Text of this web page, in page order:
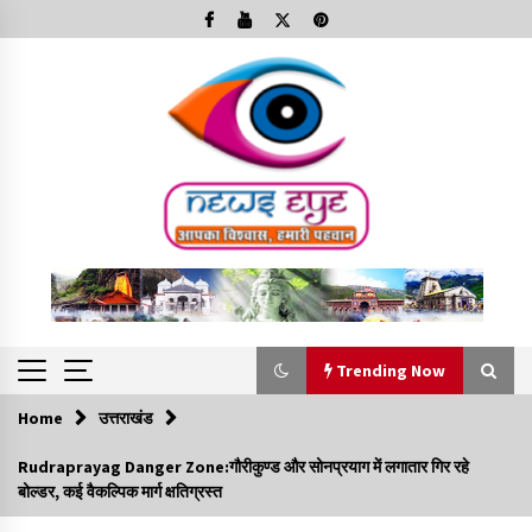
to
Trending Now
Trending Now
Minorities Rights Day : विश्व अल्पसंख्यक अधिकार दिवस
कार्यक्रम में शामिल हुए सीएम,आधुनिक मदरसों का नाम अब्दुल कलाम के नाम
Home उत्तराखंड
Rudraprayag Danger Zone:गौरीकुण्ड और सोनप्रयाग में लगातार गिर रहे
बोल्डर, कई वैकल्पिक मार्ग क्षतिग्रस्त